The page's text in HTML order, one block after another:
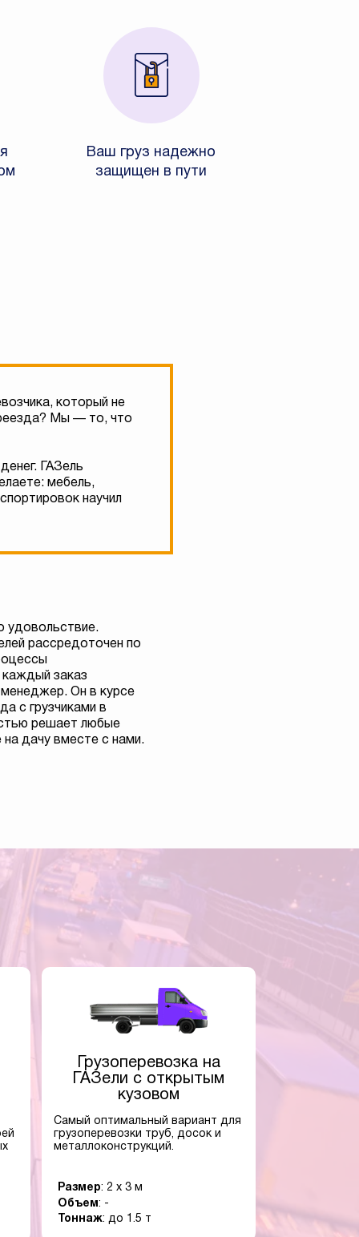
Ваш груз надежно
защищен в пути
который не
Мы — то, что
ГАЗель
мебель,
научил
удовольствие.
рассредоточен по
каждый заказ
Он в курсе
с грузчиками в
решает любые
дачу вместе с нами.
Грузоперевозка на
ГАЗели с открытым
кузовом
Самый оптимальный вариант для
грузоперевозки труб, досок и
металлоконструкций.
Размер: 2 x 3 м
Объем: -
Тоннаж: до 1.5 т